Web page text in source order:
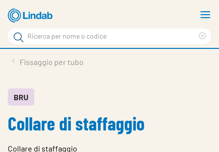
Log
visionare
Cerca
Cerca
Su Lindab
Su Tecnovent
Fissaggio per tubo
BRU
Collare di staffaggio
Collare di staffaggio